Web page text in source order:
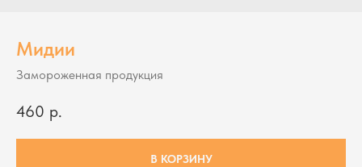
Мидии
Замороженная продукция
460 р.
В КОРЗИНУ